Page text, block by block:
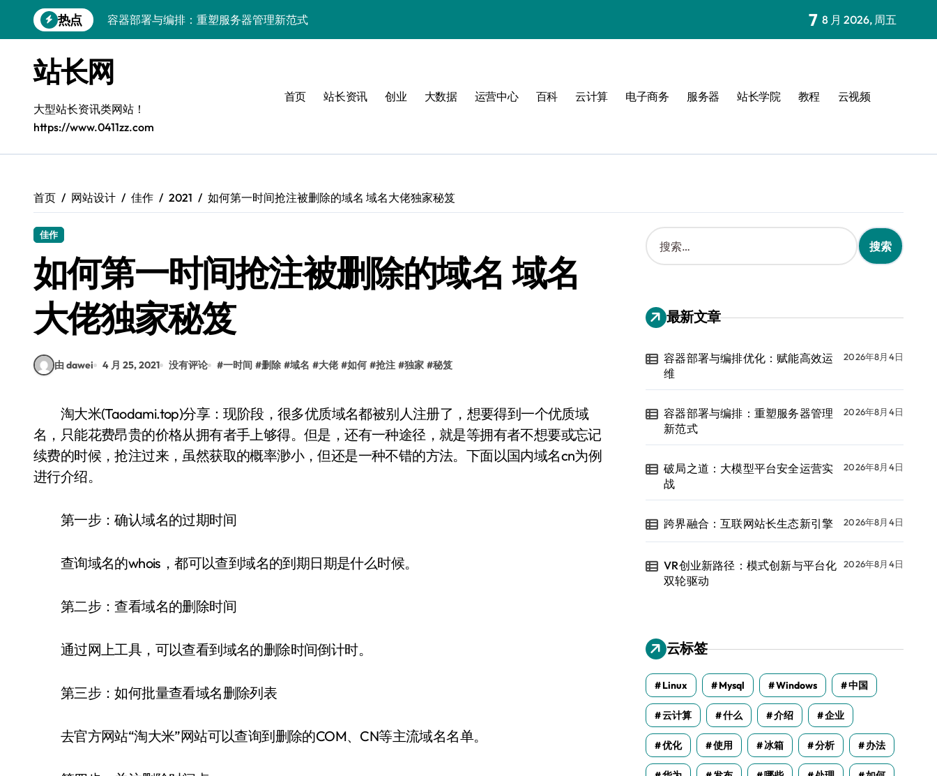
到
热点
容器部署与编排：重塑服务器管理新范式
跨界融合：互联网站长生态新引擎
VR创业新路径：模式创新与平台化双轮驱动
容器智能编排：释放服务器极致效能
模式革新驱动：平台生态创业实战指南
Android开发视角下的平台创业与运营实战
容器部署与编排优化：赋能高效运维
7 8 月 2026, 周五
站长网
大型站长资讯类网站！
https://www.0411zz.com
首页 站长资讯 创业 大数据 运营中心 百科 云计算 电子商务 服务器 站长学院 教程 云视频
首页 网站设计 佳作 2021 如何第一时间抢注被删除的域名 域名大佬独家秘笈
佳作
如何第一时间抢注被删除的域名 域名
大佬独家秘笈
由 dawei 4 月 25, 2021 没有评论 #一时间 #删除 #域名 #大佬 #如何 #抢注 #独家 #秘笈
淘大米(Taodami.top)分享：现阶段，很多优质域名都被别人注册了，想要得到一个优质域
名，只能花费昂贵的价格从拥有者手上够得。但是，还有一种途径，就是等拥有者不想要或忘记
续费的时候，抢注过来，虽然获取的概率渺小，但还是一种不错的方法。下面以国内域名cn为例
进行介绍。
第一步：确认域名的过期时间
查询域名的whois，都可以查到域名的到期日期是什么时候。
第二步：查看域名的删除时间
通过网上工具，可以查看到域名的删除时间倒计时。
第三步：如何批量查看域名删除列表
去官方网站“淘大米”网站可以查询到删除的COM、CN等主流域名名单。
搜
索
：
最新文章
容器部署与编排优化：赋能高效运
维
2026年8月4日
容器部署与编排：重塑服务器管理
新范式
2026年8月4日
破局之道：大模型平台安全运营实
战
2026年8月4日
跨界融合：互联网站长生态新引擎 2026年8月4日
VR创业新路径：模式创新与平台化
双轮驱动
2026年8月4日
云标签
Linux Mysql Windows 中国
云计算 什么 介绍 企业
优化 使用 冰箱 分析 办法